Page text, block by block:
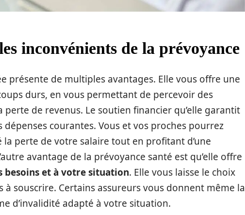
inconvénients de la prévoyance
présente de multiples avantages. Elle vous offre une
durs, en vous permettant de percevoir des
de revenus. Le soutien financier qu’elle garantit
dépenses courantes. Vous et vos proches pourrez
perte de votre salaire tout en profitant d’une
avantage de la prévoyance santé est qu’elle offre
besoins et à votre situation. Elle vous laisse le choix
souscrire. Certains assureurs vous donnent même la
d’invalidité adapté à votre situation.